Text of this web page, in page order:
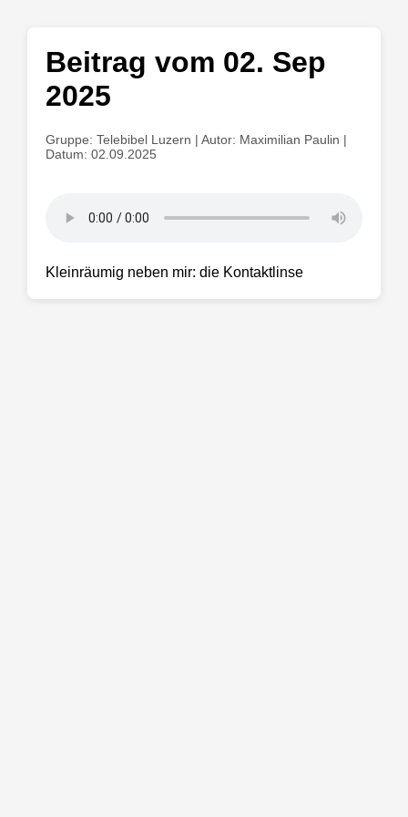
Beitrag vom 02. Sep
2025
Gruppe: Telebibel Luzern | Autor: Maximilian Paulin |
Datum: 02.09.2025
Kleinräumig neben mir: die Kontaktlinse